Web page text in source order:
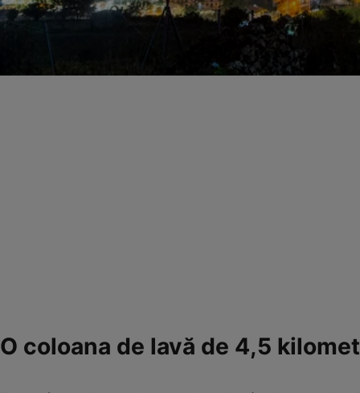
O coloana de lavă de 4,5